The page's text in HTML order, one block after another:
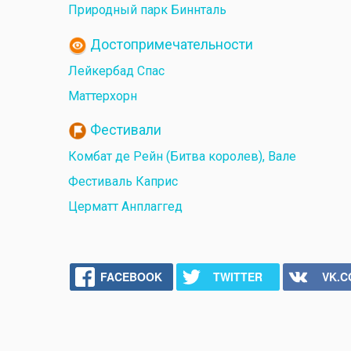
Природный парк Биннталь
Достопримечательности
Лейкербад Спас
Маттерхорн
Фестивали
Комбат де Рейн (Битва королев), Вале
Фестиваль Каприс
Церматт Анплаггед
FACEBOOK TWITTER